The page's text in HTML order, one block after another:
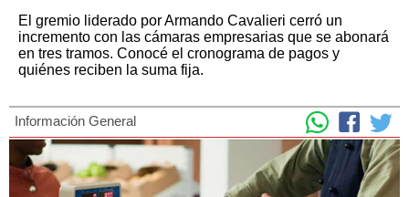
El gremio liderado por Armando Cavalieri cerró un
incremento con las cámaras empresarias que se abonará
en tres tramos. Conocé el cronograma de pagos y
quiénes reciben la suma fija.
Información General